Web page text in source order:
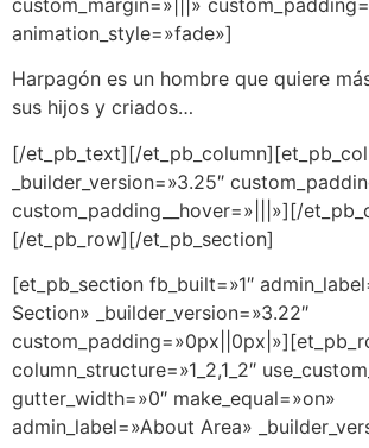
custom_margin=»|||»
animation_style=»fade»]
Harpagón es un hombre que quiere
sus hijos y criados…
[/et_pb_text][/
_builder_version=»3.25″
custom_padding__hover=»|||»][/
[/et_pb_row][/et_pb_section]
[et_pb_section fb_built=»1″
Section» _builder_version=»3.22″
column_structure=»1_2,1_2″
gutter_width=»0″ make_equal=»on»
admin_label=»About Area»